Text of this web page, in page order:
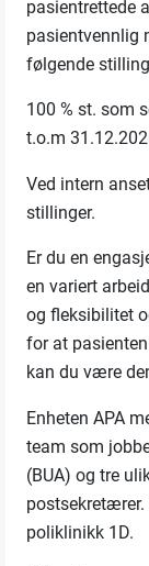
pasientrettede
pasientvennlig
følgende
100 % st. som
t.o.m
Ved intern
stillinger.
Er du en
en variert
og fleksibilitet
for at
kan du være
Enheten APA
team som
(BUA) og tre
poliklinikk 1D.